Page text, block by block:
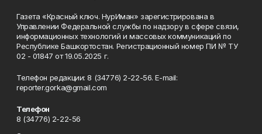
Газета «Красный ключ. НурИман» зарегистрирована в
Управлении Федеральной службы по надзору в сфере связи,
информационных технологий и массовых коммуникаций по
Республике Башкортостан. Регистрационный номер ПИ № ТУ
02 - 01847 от 19.05.2025 г.
Телефон редакции: 8 (34776) 2-22-56. E-mail:
reporter.gorka@gmail.com
Телефон
8 (34776) 2-22-56